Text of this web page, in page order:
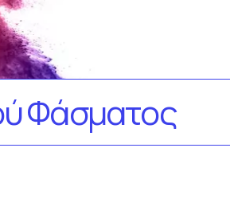
Φάσματος